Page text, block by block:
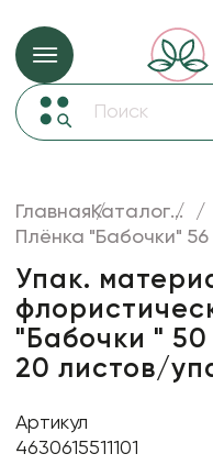
Упаковка для цветов и подарков
Коробки для цветов
Декор для дома
Лента
Товары для флористов
Пакеты для цветов и подарков
Искусственные цветы и
ГлавнаяКаталог...
Плёнка "Бабочки" 56
Упак.
"Бабочки "
20 листов/
Артикул
4630615511101